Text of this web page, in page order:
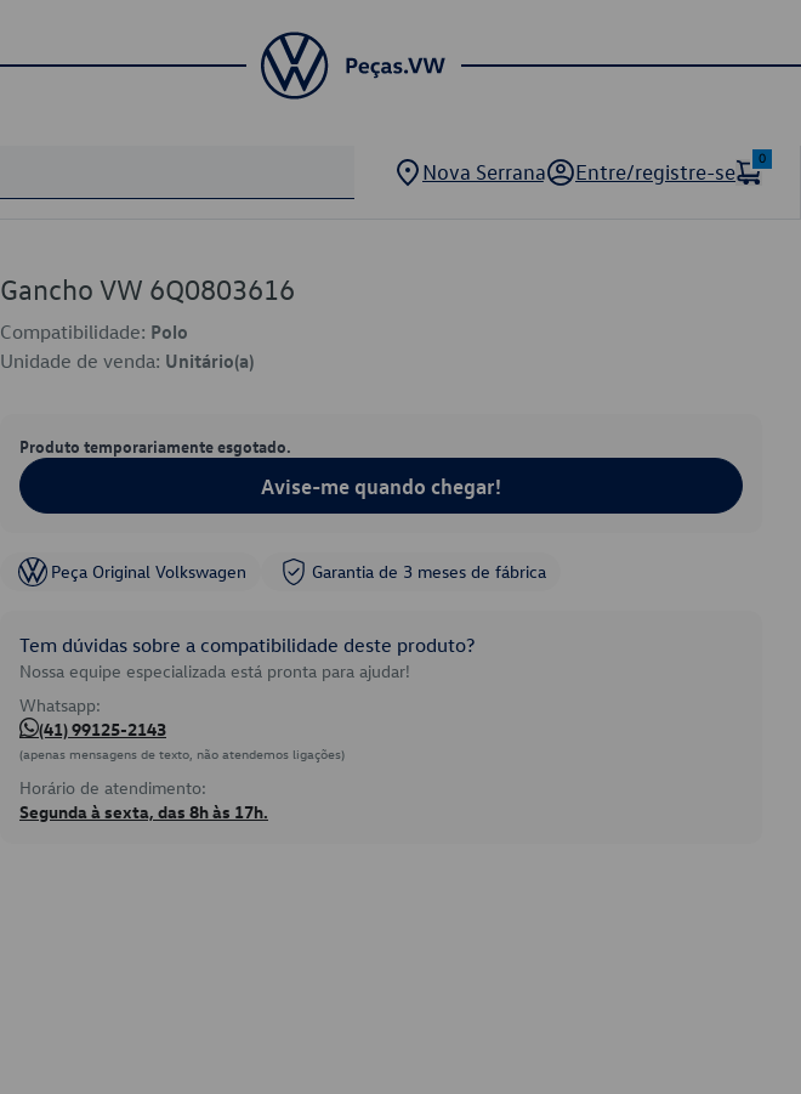
Nova Serrana Entre/registre-se
0
Gancho VW 6Q0803616
Compatibilidade: Polo
Unidade de venda: Unitário(a)
Produto temporariamente esgotado.
Avise-me quando chegar!
Peça Original Volkswagen Garantia de 3 meses de fábrica
Tem dúvidas sobre a compatibilidade deste produto?
Nossa equipe especializada está pronta para ajudar!
Whatsapp:
(41) 99125-2143
(apenas mensagens de texto, não atendemos ligações)
Horário de atendimento:
Segunda à sexta, das 8h às 17h.